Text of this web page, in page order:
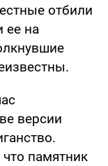
отбили
ее на
версии
памятник